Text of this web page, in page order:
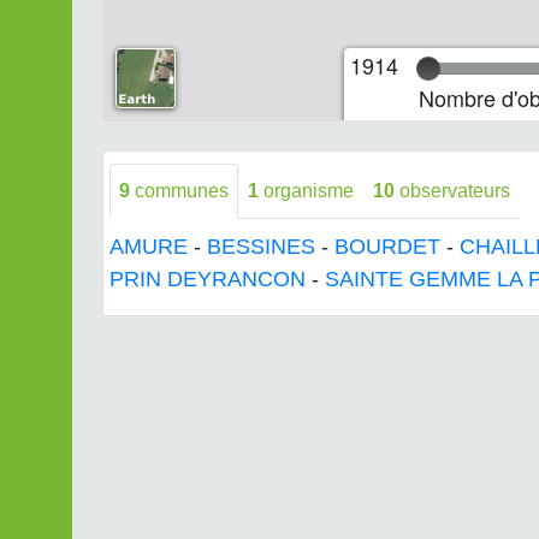
1914
Nombre
9 communes 1 organisme 10 observateurs
AMURE - BESSINES - BOURDET -
PRIN DEYRANCON - SAINTE GEMME LA